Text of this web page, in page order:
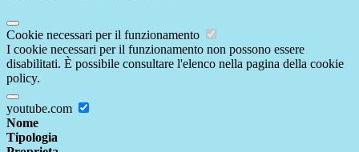
Cookie necessari per il funzionamento
I cookie necessari per il funzionamento non possono essere
disabilitati. È possibile consultare l'elenco nella pagina della cookie
policy.
youtube.com
Nome
Tipologia